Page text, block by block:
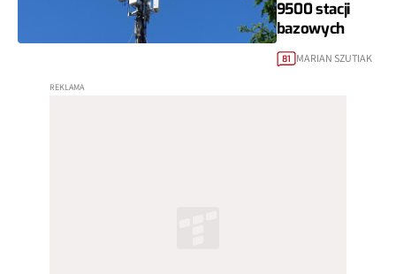
9500 stacji
bazowych
81 MARIAN SZUTIAK